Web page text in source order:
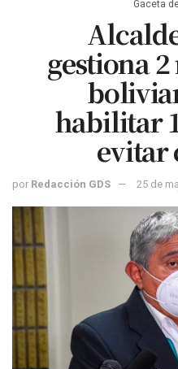
Gaceta
gestiona
habilitar
evitar
por Redacción GDS 25 de